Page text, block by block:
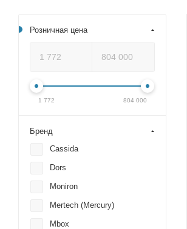
Розничная цена
1 772 804 000
Бренд
Cassida
Dors
Moniron
Mertech (Mercury)
Mbox